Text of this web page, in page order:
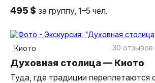
495 $ за группу, 1–5 чел.
Киото 30 отзывов
Духовная столица — Киото
Туда, где традиции переплетаются